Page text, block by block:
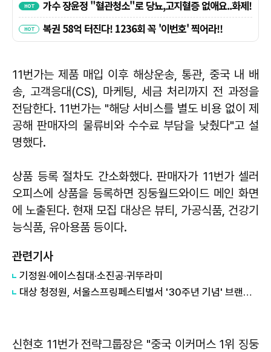
11번가는 제품 매입 이후 해상운송, 통관, 중국 내 배
송, 고객응대(CS), 마케팅, 세금 처리까지 전 과정을
전담한다. 11번가는 "해당 서비스를 별도 비용 없이 제
공해 판매자의 물류비와 수수료 부담을 낮췄다"고 설
명했다.
상품 등록 절차도 간소화했다. 판매자가 11번가 셀러
오피스에 상품을 등록하면 징둥월드와이드 메인 화면
에 노출된다. 현재 모집 대상은 뷰티, 가공식품, 건강기
능식품, 유아용품 등이다.
관련기사
기정원·에이스침대·소진공·귀뚜라미
대상 청정원, 서울스프링페스티벌서 '30주년 기념' 브랜드 부스 운영 외
신현호 11번가 전략그룹장은 "중국 이커머스 1위 징둥